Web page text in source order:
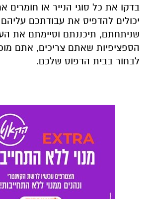
בדקו את כל סוגי הנייר או
יכולים להדפיס את עבודתכם
שניתחתם, תיכננתם וסיימתם את
הספציפיות שאתם צריכים, אתם
לבחור בבית הדפוס שלכם.